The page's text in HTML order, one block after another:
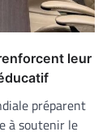
leur
préparent
à soutenir le